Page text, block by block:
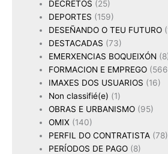
DECRETOS (25)
DEPORTES (159)
DESEÑANDO O TEU FUTURO
DESTACADAS (73)
EMERXENCIAS BOQUEIXÓN
FORMACION E EMPREGO
IMAXES DOS USUARIOS (16)
Non classifié(e) (1)
OBRAS E URBANISMO (95)
OMIX (140)
PERFIL DO CONTRATISTA (78)
PERÍODOS DE PAGO (8)